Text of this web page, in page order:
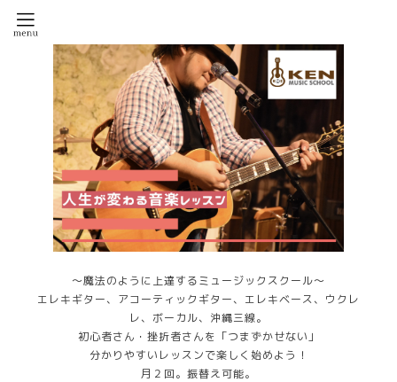
～魔法のように上達するミュージックスクール～
エレキギター、アコーティックギター、エレキベース、ウクレ
レ、ボーカル、沖縄三線。
初心者さん・挫折者さんを「つまずかせない」
分かりやすいレッスンで楽しく始めよう！
月２回。振替え可能。